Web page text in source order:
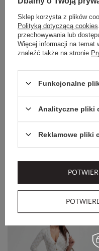
OUTLET20
SUKIENKA Z
FALBANAMI
1 699,00 PLN
-47%
Sklep korzysta z plików
Polityką dotyczącą cookies
przechowywania lub
Więcej informacji na temat
znaleźć także na stronie
Funkcjonalne
Analityczne pliki
Reklamowe pliki